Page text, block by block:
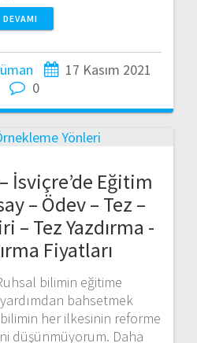
DEVAMI
17 Kasım 2021
0
İsviçre’de Eğitim
– Ödev – Tez –
– Tez Yazdırma -
Fiyatları
bilimin eğitime
bahsetmek
her ilkesinin reforme
düşünmüyorum. Daha